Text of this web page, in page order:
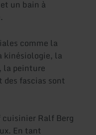
un bain à
comme la
kinésiologie, la
la peinture
fascias sont
Ralf Berg
En tant